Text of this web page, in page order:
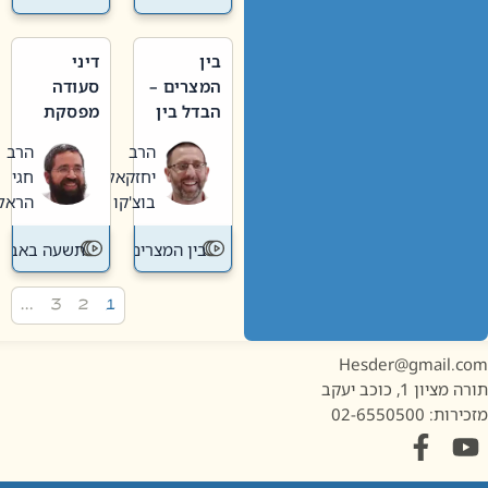
בין
המצרים –
הבדל בין
חדשה
לישנה
הרב
יחזקאל
בוצ'קו
בין המצרים
דיני
סעודה
מפסקת
תשעה
באב
הרב
חגי
הראל
תשעה באב
1, כוכב יעקב
02-6550500